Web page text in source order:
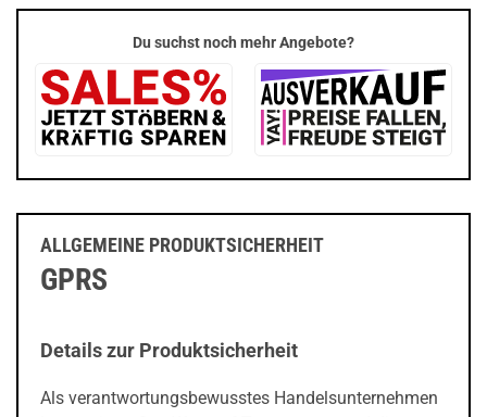
Du suchst noch mehr Angebote?
ALLGEMEINE PRODUKTSICHERHEIT
GPRS
Details zur Produktsicherheit
Als verantwortungsbewusstes Handelsunternehmen